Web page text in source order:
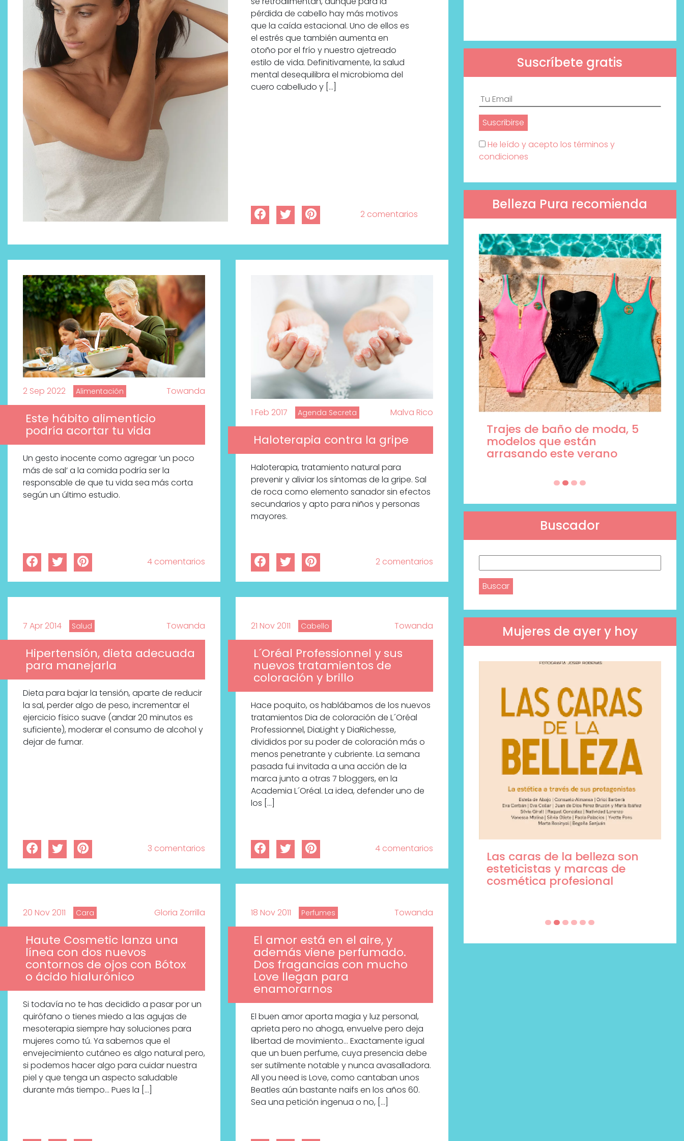
pérdida de cabello hay más motivos
que la caída estacional. Uno de ellos es
el estrés que también aumenta en
otoño por el frío y nuestro ajetreado
estilo de vida. Definitivamente, la salud
mental desequilibra el microbioma del
cuero cabelludo y […]
2 comentarios
2 Sep 2022 Alimentación Towanda
Este hábito alimenticio
podría acortar tu vida
Un gesto inocente como agregar ‘un poco
más de sal’ a la comida podría ser la
responsable de que tu vida sea más corta
según un último estudio.
4 comentarios
1 Feb 2017 Agenda Secreta Malva Rico
Haloterapia contra la gripe
Haloterapia, tratamiento natural para
prevenir y aliviar los síntomas de la gripe. Sal
de roca como elemento sanador sin efectos
secundarios y apto para niños y personas
mayores.
2 comentarios
7 Apr 2014 Salud Towanda
Hipertensión, dieta adecuada
para manejarla
Dieta para bajar la tensión, aparte de reducir
la sal, perder algo de peso, incrementar el
ejercicio físico suave (andar 20 minutos es
suficiente), moderar el consumo de alcohol y
dejar de fumar.
3 comentarios
21 Nov 2011 Cabello Towanda
L´Oréal Professionnel y sus
nuevos tratamientos de
coloración y brillo
Hace poquito, os hablábamos de los nuevos
tratamientos Dia de coloración de L´Oréal
Professionnel, DiaLight y DiaRichesse,
divididos por su poder de coloración más o
menos penetrante y cubriente. La semana
pasada fui invitada a una acción de la
marca junto a otras 7 bloggers, en la
Academia L´Oréal. La idea, defender uno de
los […]
4 comentarios
20 Nov 2011 Cara Gloria Zorrilla
Haute Cosmetic lanza una
línea con dos nuevos
contornos de ojos con Bótox
o ácido hialurónico
Si todavía no te has decidido a pasar por un
quirófano o tienes miedo a las agujas de
mesoterapia siempre hay soluciones para
mujeres como tú. Ya sabemos que el
envejecimiento cutáneo es algo natural pero,
si podemos hacer algo para cuidar nuestra
piel y que tenga un aspecto saludable
durante más tiempo… Pues la […]
18 Nov 2011 Perfumes Towanda
El amor está en el aire, y
además viene perfumado.
Dos fragancias con mucho
Love llegan para
enamorarnos
El buen amor aporta magia y luz personal,
aprieta pero no ahoga, envuelve pero deja
libertad de movimiento… Exactamente igual
que un buen perfume, cuya presencia debe
ser sutilmente notable y nunca avasalladora.
All you need is Love, como cantaban unos
Beatles aún bastante naifs en los años 60.
Sea una petición ingenua o no, […]
Suscríbete gratis
He leído y acepto los términos y
condiciones
Belleza Pura recomienda
Descubre cómo la cosmética
profesional va desde las
cabinas a tu rutina diaria
Por qué los bálsamos de CBD
tópico se han convertido en
uno de los productos de
bienestar más buscados
Trajes de baño de moda, 5
modelos que están
arrasando este verano
Buscador
Mujeres de ayer y hoy
¿Qué revelan las zapatillas
de Alexia Putellas para Nike
sobre la nueva era del
Labeau Organic continúa
apostando por la cosmética
del bienestar
Las caras de la belleza son
esteticistas y marcas de
cosmética profesional